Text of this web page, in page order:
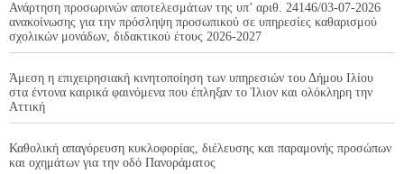
Ανάρτηση προσωρινών αποτελεσμάτων της υπ’ αριθ. 24146/03-07-2026
ανακοίνωσης για την πρόσληψη προσωπικού σε υπηρεσίες καθαρισμού
σχολικών μονάδων, διδακτικού έτους 2026-2027
Άμεση η επιχειρησιακή κινητοποίηση των υπηρεσιών του Δήμου Ιλίου
στα έντονα καιρικά φαινόμενα που έπληξαν το Ίλιον και ολόκληρη την
Αττική
Καθολική απαγόρευση κυκλοφορίας, διέλευσης και παραμονής προσώπων
και οχημάτων για την οδό Πανοράματος